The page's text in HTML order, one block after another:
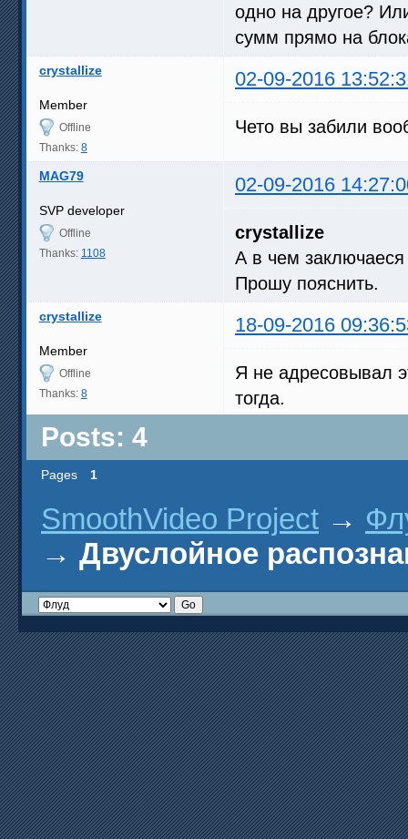
одно на другое?
сумм прямо на
crystallize 02-09-2016
Member
Offline
Thanks: 8
Чето вы забили
MAG79 02-09-2016
SVP developer
Offline
Thanks: 1108
crystallize
А в чем
Прошу пояснить.
crystallize 18-09-2016
Member
Offline
Thanks: 8
Я не адресовывал
тогда.
Posts: 4
Pages 1
SmoothVideo Project →
→ Двуслойное